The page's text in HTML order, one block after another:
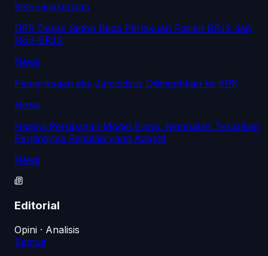
Ketenagakerjaan
DPR Desak Setop Beda Perlakuan Pasien BPJS dan
Non-BPJS
News
Pemeriksaan eks Jampidsus Dilimpahkan ke KPK
News
Hadapi Perubahan Model Bisnis, Kemnaker Tekankan
Pentingnya Regulasi yang Adaptif
News
Editorial
Opini · Analisis
Semua